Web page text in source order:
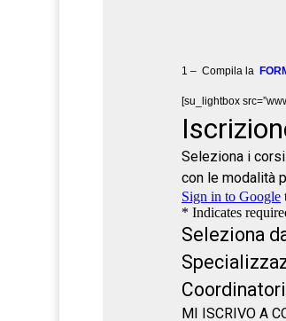
1 – Compila la
[su_lightbox